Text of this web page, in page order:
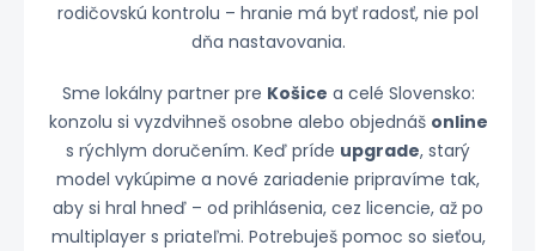
rodičovskú kontrolu – hranie má byť radosť, nie pol
dňa nastavovania.
Sme lokálny partner pre Košice a celé Slovensko:
konzolu si vyzdvihneš osobne alebo objednáš online
s rýchlym doručením. Keď príde upgrade, starý
model vykúpime a nové zariadenie pripravíme tak,
aby si hral hneď – od prihlásenia, cez licencie, až po
multiplayer s priateľmi. Potrebuješ pomoc so sieťou,